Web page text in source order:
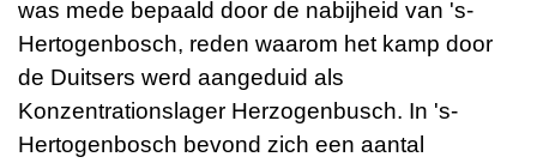
was mede bepaald door de nabijheid van 's-
Hertogenbosch, reden waarom het kamp door
de Duitsers werd aangeduid als
Konzentrationslager Herzogenbusch. In 's-
Hertogenbosch bevond zich een aantal